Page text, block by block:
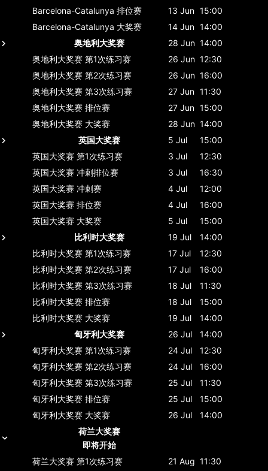
Barcelona-Catalunya 排位赛 13 Jun 15:00
Barcelona-Catalunya 大奖赛 14 Jun 14:00
奥地利大奖赛
28 Jun 14:00
奥地利大奖赛 第1次练习赛 26 Jun 12:30
奥地利大奖赛 第2次练习赛 26 Jun 16:00
奥地利大奖赛 第3次练习赛 27 Jun 11:30
奥地利大奖赛 排位赛 27 Jun 15:00
奥地利大奖赛 大奖赛 28 Jun 14:00
英国大奖赛
5 Jul
15:00
英国大奖赛 第1次练习赛 3 Jul
12:30
英国大奖赛 冲刺排位赛 3 Jul
16:30
英国大奖赛 冲刺赛 4 Jul
12:00
英国大奖赛 排位赛 4 Jul
16:00
英国大奖赛 大奖赛 5 Jul
15:00
比利时大奖赛
19 Jul
14:00
比利时大奖赛 第1次练习赛 17 Jul
12:30
比利时大奖赛 第2次练习赛 17 Jul
16:00
比利时大奖赛 第3次练习赛 18 Jul
11:30
比利时大奖赛 排位赛 18 Jul
15:00
比利时大奖赛 大奖赛 19 Jul
14:00
匈牙利大奖赛
26 Jul
14:00
匈牙利大奖赛 第1次练习赛 24 Jul
12:30
匈牙利大奖赛 第2次练习赛 24 Jul
16:00
匈牙利大奖赛 第3次练习赛 25 Jul
11:30
匈牙利大奖赛 排位赛 25 Jul
15:00
匈牙利大奖赛 大奖赛 26 Jul
14:00
荷兰大奖赛
即将开始
荷兰大奖赛 第1次练习赛 21 Aug 11:30